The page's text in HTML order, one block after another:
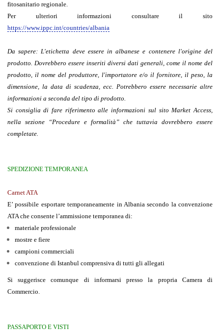
fitosanitario regionale.
Per ulteriori informazioni consultare il sito
https://www.ippc.int/countries/albania
Da sapere:L'etichetta deve essere in albanese e contenere l'origine del
prodotto. Dovrebbero essere inseriti diversi dati generali, come il nome del
prodotto, il nome del produttore, l'importatore e/o il fornitore, il peso, la
dimensione, la data di scadenza, ecc. Potrebbero essere necessarie altre
informazioni a seconda del tipo di prodotto.
Si consiglia di fare riferimento alle informazioni sul sitoMarket Access,
nella sezione “Procedure e formalità ” che tuttavia dovrebbero essere
completate.
SPEDIZIONE TEMPORANEA
Carnet ATA
E’ possibile esportare temporaneamente in Albania secondo la convenzione
ATA che consente l’ammissione temporanea di:
materiale professionale
mostre e fiere
campioni commerciali
convenzione di Istanbul comprensiva di tutti gli allegati
Si suggerisce comunque di informarsi presso la propria Camera di
Commercio.
PASSAPORTO E VISTI